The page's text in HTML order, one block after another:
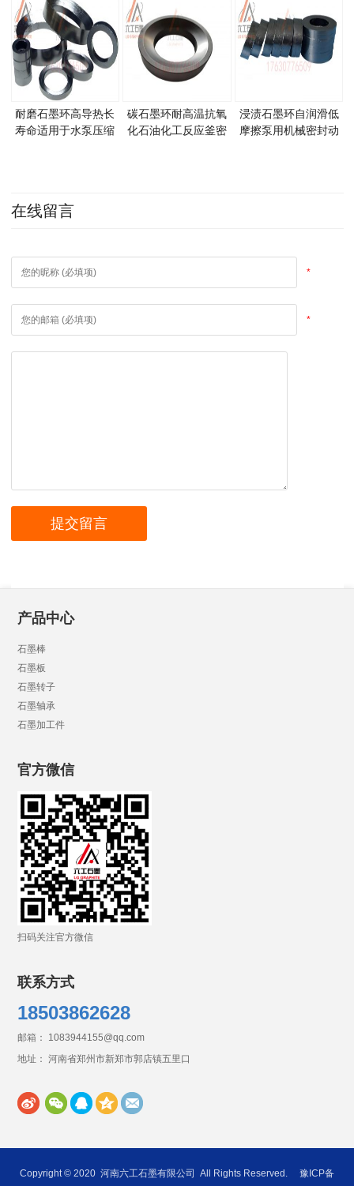
耐磨石墨环高导热长
寿命适用于水泵压缩
碳石墨环耐高温抗氧
化石油化工反应釜密
浸渍石墨环自润滑低
摩擦泵用机械密封动
在线留言
*
*
产品中心
石墨棒
石墨板
石墨转子
石墨轴承
石墨加工件
官方微信
扫码关注官方微信
联系方式
18503862628
邮箱： 1083944155@qq.com
地址： 河南省郑州市新郑市郭店镇五里口
Copyright © 2020 河南六工石墨有限公司 All Rights Reserved. 豫ICP备